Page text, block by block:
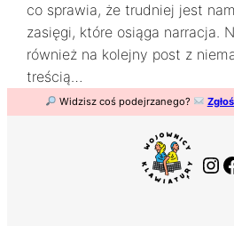
co sprawia, że trudniej jest
zasięgi, które osiąga narracja.
również na kolejny post z
treścią…
Widzisz coś podejrzanego?